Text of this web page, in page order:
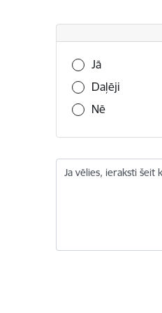
Vai šī informācija
Jā
Daļēji
Nē
Ja vēlies, ieraksti šeit